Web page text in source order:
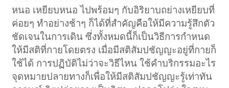
หนอ เหยียบหนอ ไปพร้อมๆ กับอิริยาบถย่างเหยียบที่
ค่อยๆ ทำอย่างช้าๆ ก็ได้ที่สำคัญคือให้มีความรู้สึกตัว
ชัดเจนในการเดิน ซึ่งทั้งหมดนี้ก็เป็นวิธีการกำหนด
ให้มีสติที่กายโดยตรง เมื่อมีสติสัมปชัญญะอยู่ที่กายก็
ใช้ได้ การปฏิบัติไม่ว่าจะวิธีไหน ใช้คำบริกรรมอะไร
จุดหมายปลายทางก็เพื่อให้มีสติสัมปชัญญะรู้เท่าทัน